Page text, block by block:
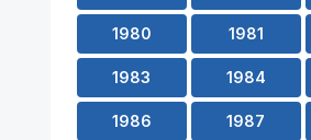
1980 1981
1983 1984
1986 1987